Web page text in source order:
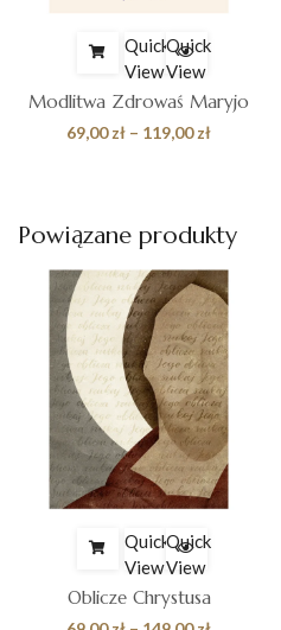
Quick
View
Quick
View
Modlitwa Zdrowaś Maryjo
69,00zł – 119,00złZakres
do
119,00 zł
Powiązane produkty
Quick
View
Quick
View
Oblicze Chrystusa